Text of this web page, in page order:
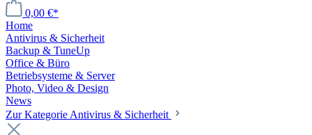
0,00 €*
Home
Antivirus & Sicherheit
Backup & TuneUp
Office & Büro
Betriebsysteme & Server
Photo, Video & Design
News
Zur Kategorie Antivirus & Sicherheit